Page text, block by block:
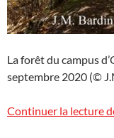
La forêt du campus
septembre 2020 (©
Continuer la lecture